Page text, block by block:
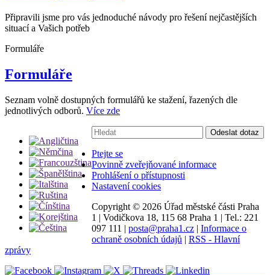
Připravili jsme pro vás jednoduché návody pro řešení nejčastějších
situací a Vašich potřeb
Formuláře
Formuláře
Seznam volně dostupných formulářů ke stažení, řazených dle
jednotlivých odborů. Více zde
Vyhledávání:
Odeslat dotaz
Ptejte se
Povinně zveřejňované informace
Prohlášení o přístupnosti
Nastavení cookies
Copyright © 2026 Úřad městské části Praha
1 | Vodičkova 18, 115 68 Praha 1 | Tel.: 221
097 111 | posta@praha1.cz | Informace o
ochraně osobních údajů | RSS - Hlavní
zprávy